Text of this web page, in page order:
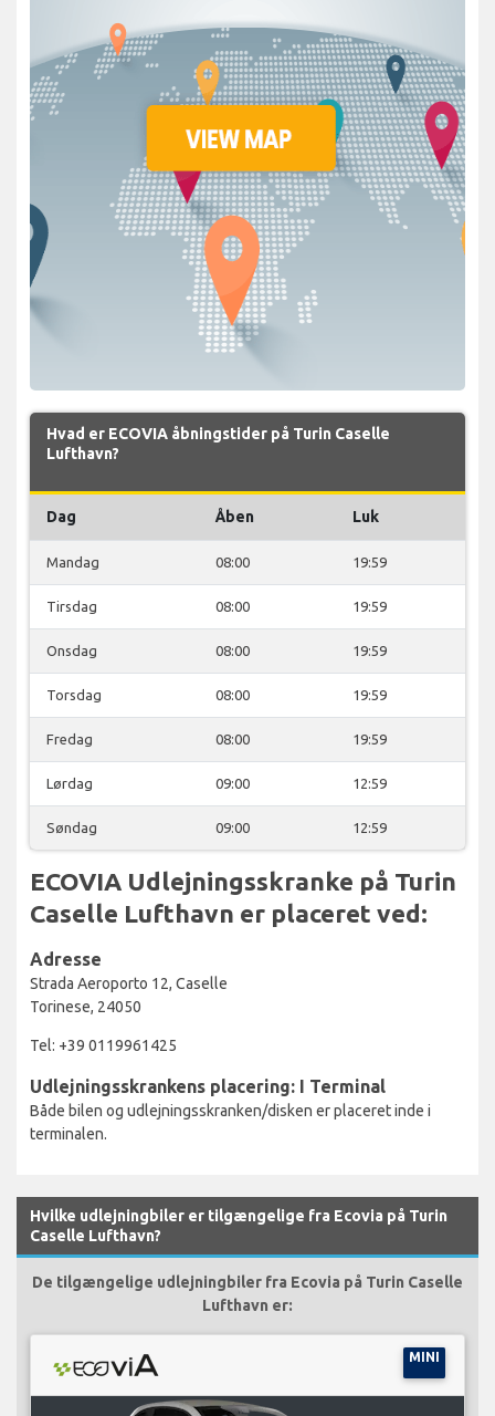
Hvad er ECOVIA åbningstider på Turin Caselle
Lufthavn?
Dag Åben Luk
Mandag 08:00 19:59
Tirsdag 08:00 19:59
Onsdag 08:00 19:59
Torsdag 08:00 19:59
Fredag 08:00 19:59
Lørdag 09:00 12:59
Søndag 09:00 12:59
ECOVIA Udlejningsskranke på Turin
Caselle Lufthavn er placeret ved:
Adresse
Strada Aeroporto 12, Caselle
Torinese, 24050
Tel: +39 0119961425
Udlejningsskrankens placering: I Terminal
Både bilen og udlejningsskranken/disken er placeret inde i
terminalen.
Hvilke udlejningbiler er tilgængelige fra Ecovia på Turin
Caselle Lufthavn?
De tilgængelige udlejningbiler fra Ecovia på Turin Caselle
Lufthavn er:
MINI